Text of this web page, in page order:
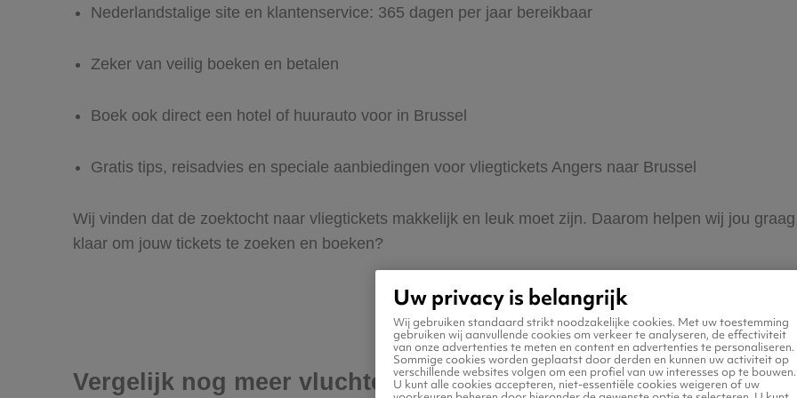
Nederlandstalige site en klantenservice: 365 dagen per jaar bereikbaar
Zeker van veilig boeken en betalen
Boek ook direct een hotel of huurauto voor in Brussel
Gratis tips, reisadvies en speciale aanbiedingen voor vliegtickets Angers naar Brussel
Wij vinden dat de zoektocht naar vliegtickets makkelijk en leuk moet zijn. Daarom helpen wij jou
klaar om jouw tickets te zoeken en boeken?
Vergelijk nog meer vluchten naar Brussel
Uw privacy is belangrijk
Wij gebruiken standaard strikt noodzakelijke cookies. Met uw toestemming
gebruiken wij aanvullende cookies om verkeer te analyseren, de effectiviteit
van onze advertenties te meten en content en advertenties te personaliseren.
Sommige cookies worden geplaatst door derden en kunnen uw activiteit op
verschillende websites volgen om een profiel van uw interesses op te bouwen.
U kunt alle cookies accepteren, niet-essentiële cookies weigeren of uw